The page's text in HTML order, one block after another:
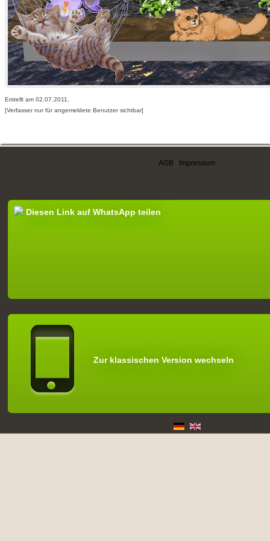
Erstellt am 02.07.2011,
[Verfasser nur für angemeldete Benutzer sichtbar]
AGB Impressum
Diesen Link auf WhatsApp teilen
Zur klassischen Version wechseln